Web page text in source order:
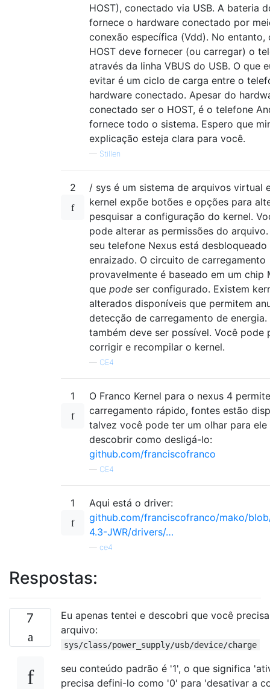
HOST), conectado via USB. A bateria
fornece o hardware conectado por
conexão específica (Vdd). No entanto,
HOST deve fornecer (ou carregar) o
através da linha VBUS do USB. O que
evitar é um ciclo de carga entre o
hardware conectado. Apesar do
conectado ser o HOST, é o telefone
fornece todo o sistema. Espero que
explicação esteja clara para você.
— Stillen
2
/ sys é um sistema de arquivos virtual
kernel expõe botões e opções para
pesquisar a configuração do kernel.
pode alterar as permissões do
seu telefone Nexus está desbloqueado
enraizado. O circuito de carregamento
provavelmente é baseado em um chip
que pode ser configurado. Existem
alterados disponíveis que permitem
detecção de carregamento de energia.
também deve ser possível. Você pode
corrigir e recompilar o kernel.
— CE4
1
O Franco Kernel para o nexus 4 permite
carregamento rápido, fontes estão
talvez você pode ter um olhar para ele
descobrir como desligá-lo:
github.com/franciscofranco
— CE4
1
Aqui está o driver:
github.com/franciscofranco/mako/
4.3-JWR/drivers/…
ce4
Respostas:
7
Eu apenas tentei e descobri que você
arquivo:
sys/class/power_supply/usb/device/charge
seu conteúdo padrão é '1', o que significa
precisa defini-lo como '0' para 'desativar a